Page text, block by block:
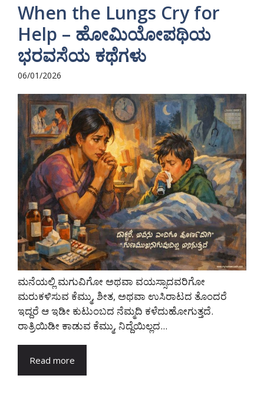
When the Lungs Cry for
Help – ಹೋಮಿಯೋಪಥಿಯ
ಭರವಸೆಯ ಕಥೆಗಳು
06/01/2026
ಮನೆಯಲ್ಲಿ ಮಗುವಿಗೋ ಅಥವಾ ವಯಸ್ಸಾದವರಿಗೋ
ಮರುಕಳಿಸುವ ಕೆಮ್ಮು, ಶೀತ, ಅಥವಾ ಉಸಿರಾಟದ ತೊಂದರೆ
ಇದ್ದರೆ ಆ ಇಡೀ ಕುಟುಂಬದ ನೆಮ್ಮದಿ ಕಳೆದುಹೋಗುತ್ತದೆ.
ರಾತ್ರಿಯಿಡೀ ಕಾಡುವ ಕೆಮ್ಮು, ನಿದ್ದೆಯಿಲ್ಲದ...
Read more